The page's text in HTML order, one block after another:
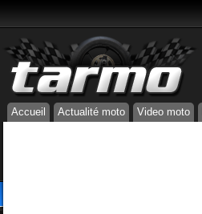
Accueil Actualité moto Video moto